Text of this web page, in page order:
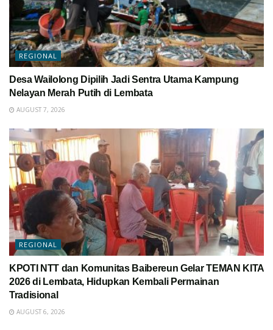
REGIONAL
Desa Wailolong Dipilih Jadi Sentra Utama Kampung
Nelayan Merah Putih di Lembata
AUGUST 7, 2026
REGIONAL
KPOTI NTT dan Komunitas Baibereun Gelar TEMAN KITA
2026 di Lembata, Hidupkan Kembali Permainan
Tradisional
AUGUST 6, 2026